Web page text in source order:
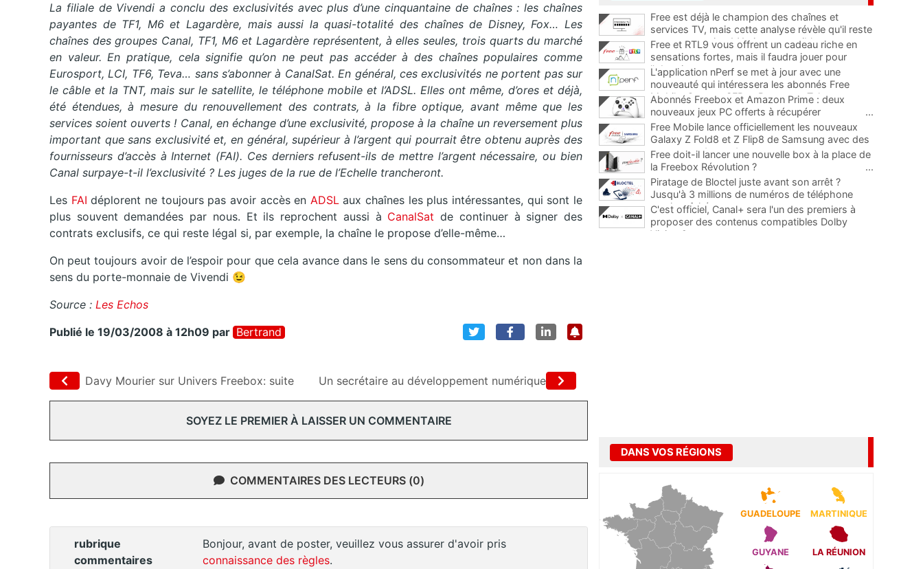
La filiale de Vivendi a conclu des exclusivités avec plus d’une cinquantaine de chaînes : les chaînes
payantes de TF1, M6 et Lagardère, mais aussi la quasi-totalité des chaînes de Disney, Fox… Les
chaînes des groupes Canal, TF1, M6 et Lagardère représentent, à elles seules, trois quarts du marché
en valeur. En pratique, cela signifie qu’on ne peut pas accéder à des chaînes populaires comme
Eurosport, LCI, TF6, Teva… sans s’abonner à CanalSat. En général, ces exclusivités ne portent pas sur
le câble et la TNT, mais sur le satellite, le téléphone mobile et l’ADSL. Elles ont même, d’ores et déjà,
été étendues, à mesure du renouvellement des contrats, à la fibre optique, avant même que les
services soient ouverts ! Canal, en échange d’une exclusivité, propose à la chaîne un reversement plus
important que sans exclusivité et, en général, supérieur à l’argent qui pourrait être obtenu auprès des
fournisseurs d’accès à Internet (FAI). Ces derniers refusent-ils de mettre l’argent nécessaire, ou bien
Canal surpaye-t-il l’exclusivité ? Les juges de la rue de l’Echelle trancheront.
Les FAIdéplorent ne toujours pas avoir accès en ADSLaux chaînes les plus intéressantes, qui sont le
plus souvent demandées par nous. Et ils reprochent aussi à CanalSatde continuer à signer des
contrats exclusifs, ce qui reste légal si, par exemple, la chaîne le propose d’elle-même…
On peut toujours avoir de l’espoir pour que cela avance dans le sens du consommateur et non dans la
sens du porte-monnaie de Vivendi 😉
Source : Les Echos
Publié le 19/03/2008 à 12h09 par Bertrand
Davy Mourier sur Univers Freebox: suite Un secrétaire au développement numérique
SOYEZ LE PREMIER À LAISSER UN COMMENTAIRE
COMMENTAIRES DES LECTEURS (0)
rubrique
commentaires
Bonjour, avant de poster, veuillez vous assurer d'avoir pris
connaissance des règles.
Free est déjà le champion des chaînes et
services TV, mais cette analyse révèle qu'il reste
encore au moins 141 ajouts possibles
Free et RTL9 vous offrent un cadeau riche en
sensations fortes, mais il faudra jouer pour
l'obtenir
L'application nPerf se met à jour avec une
nouveauté qui intéressera les abonnés Free
Mobile, Orange, SFR et Bouygues Telecom
Abonnés Freebox et Amazon Prime : deux
nouveaux jeux PC offerts à récupérer
...
Free Mobile lance officiellement les nouveaux
Galaxy Z Fold8 et Z Flip8 de Samsung avec des
promos et des cadeaux
...
Free doit-il lancer une nouvelle box à la place de
la Freebox Révolution ?
...
Piratage de Bloctel juste avant son arrêt ?
Jusqu'à 3 millions de numéros de téléphone
auraient fuité
C'est officiel, Canal+ sera l'un des premiers à
proposer des contenus compatibles Dolby
Vision 2
DANS VOS RÉGIONS
GUADELOUPE MARTINIQUE
GUYANE LA RÉUNION